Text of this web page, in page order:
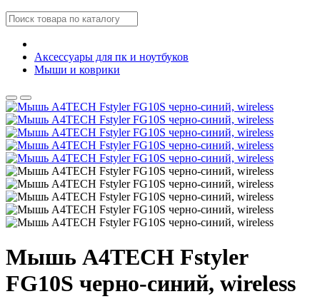
Аксессуары для пк и ноутбуков
Мыши и коврики
Мышь A4TECH Fstyler
FG10S черно-синий, wireless